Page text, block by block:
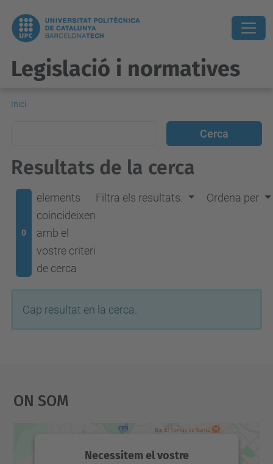
Legislació i normatives
Inici
Resultats de la cerca
0
elements
coincideixen
amb el
vostre criteri
de cerca
Filtra els resultats. Ordena per
Cap resultat en la cerca.
On Som
Necessitem el vostre